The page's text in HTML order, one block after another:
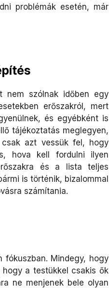
problémák esetén, már
nem szólnak időben egy
erőszakról, mert
és egyébként is
tájékoztatás meglegyen,
azt vessük fel, hogy
hova kell fordulni ilyen
és a lista teljes
is történik, bizalommal
számítania.
fókuszban. Mindegy, hogy
a testükkel csakis ők
ne menjenek bele olyan